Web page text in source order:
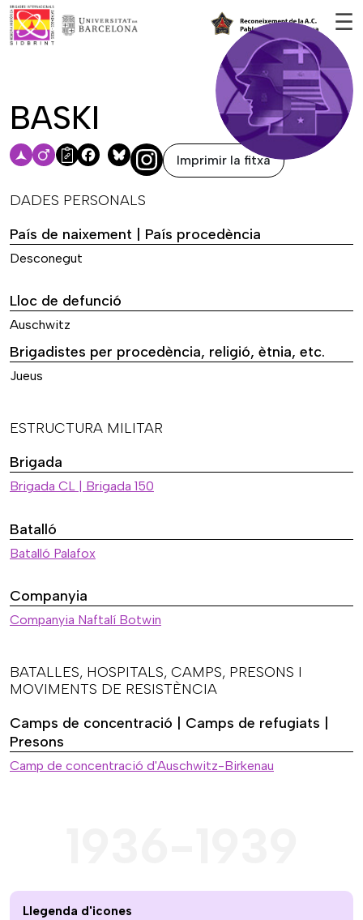
☰
BASKI
Facebook
Bluesky Imprimir la fitxa
DADES PERSONALS
País de naixement | País procedència
Desconegut
Lloc de defunció
Auschwitz
Brigadistes per procedència, religió, ètnia, etc.
Jueus
ESTRUCTURA MILITAR
Brigada
Brigada CL | Brigada 150
Batalló
Batalló Palafox
Companyia
Companyia Naftalí Botwin
BATALLES, HOSPITALS, CAMPS, PRESONS I
MOVIMENTS DE RESISTÈNCIA
Camps de concentració | Camps de refugiats |
Presons
Camp de concentració d'Auschwitz-Birkenau
Llegenda d'icones